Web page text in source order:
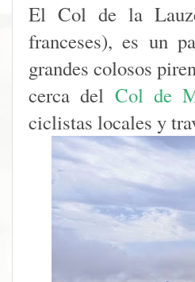
El Col de la
franceses), es un
grandes colosos
cerca del Col de
ciclistas locales y